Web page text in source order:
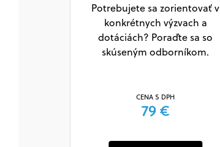
Potrebujete sa zorientovať v
konkrétnych výzvach a
dotáciách? Poraďte sa so
skúseným odborníkom.
CENA S DPH
79 €